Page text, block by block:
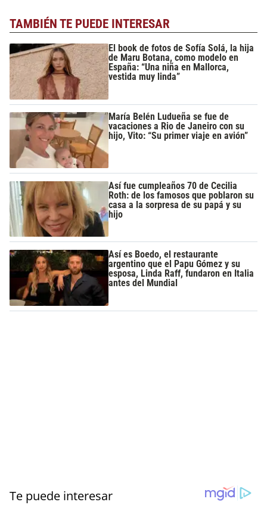
TAMBIÉN TE PUEDE INTERESAR
El book de fotos de Sofía Solá, la hija
de Maru Botana, como modelo en
España: “Una niña en Mallorca,
vestida muy linda”
María Belén Ludueña se fue de
vacaciones a Rio de Janeiro con su
hijo, Vito: “Su primer viaje en avión”
Así fue cumpleaños 70 de Cecilia
Roth: de los famosos que poblaron su
casa a la sorpresa de su papá y su
hijo
Así es Boedo, el restaurante
argentino que el Papu Gómez y su
esposa, Linda Raff, fundaron en Italia
antes del Mundial